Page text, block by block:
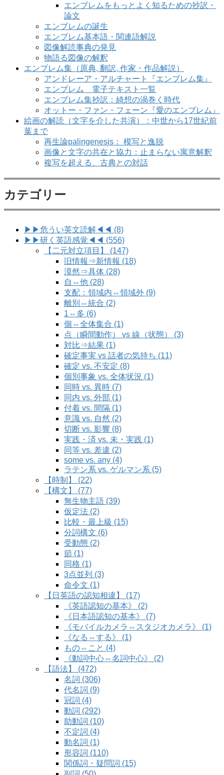
エンブレムをもっとよく知るための抄訳・
論文
エンブレムの誕生
エンブレム基本語・関連語解説
図像解読事典の発見
物語る図像の解釈
エンブレム集（原典, 翻訳, 作家・作品解説）
アンドレーア・アルチャート『エンブレム集』
エンブレム 電子テキスト一覧
エンブレム集抄訳：綺想の渦巻く時代
オットー・ファン・フェーン『愛のエンブレム』
絵画の解読（文字を介した共演）：中世から17世紀前
葉まで
再生論palingenesis： 模写と逸脱
画像と文字の共在と協力：止まらない寓意解釈
複写を超える、古典との対話
カテゴリー
▶▶危うい英文読解◀◀ (8)
▶▶研く英語感覚◀◀ (556)
【二元対立項目】 (147)
旧情報⇒新情報 (18)
漠然⇒具体 (28)
自⇔他 (28)
支配：領域内⇔領域外 (9)
離別⇔統合 (2)
1⇔多 (6)
個⇔全体集合 (1)
点（瞬間動作） vs 線（状態） (3)
対比⇒結果 (1)
確定事実 vs 話者の気持ち (11)
確定 vs. 不安定 (8)
個別事象 vs. 全体状況 (1)
同時 vs. 異時 (7)
同内 vs. 外部 (1)
付着 vs. 間隔 (1)
意識 vs. 自然 (2)
切断 vs. 影響 (8)
実践・済 vs. 未・実践 (1)
同等 vs. 差違 (2)
some vs. any (4)
ラテン系 vs. ゲルマン系 (5)
【時制】 (22)
【構文】 (77)
無生物主語 (39)
仮定法 (2)
比較・最上級 (15)
分詞構文 (6)
受動態 (2)
節 (1)
同格 (1)
3点並列 (3)
命令文 (1)
【日英語の認知相違】 (17)
《英語認知の基本》 (2)
《日本語認知の基本》 (7)
《モバイルカメラ⇔スタジオカメラ》 (1)
《なる⇔する》 (1)
もの⇔こと (4)
《動詞中心⇔名詞中心》 (2)
【語法】 (472)
名詞 (306)
代名詞 (9)
冠詞 (4)
動詞 (292)
助動詞 (10)
不定詞 (4)
動名詞 (1)
形容詞 (110)
関係詞・疑問詞 (15)